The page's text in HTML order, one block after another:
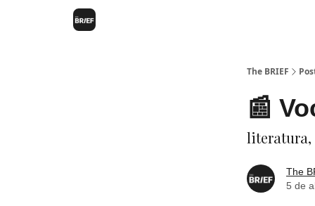
The BRIEF
📰
literatura,
The
5 de